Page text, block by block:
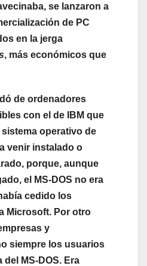
se lanzaron a
de PC
en la jerga
, más económicos que
de ordenadores
con el de IBM que
operativo de
venir instalado o
porque, aunque
el MS-DOS no era
cedido los
Microsoft. Por otro
y
siempre los usuarios
MS-DOS. Era